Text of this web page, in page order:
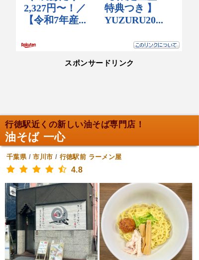
スポンサードリンク
行徳駅近くの新しい油そば専門店！
油そば 一心
千葉県/市川市 / 行徳駅前 ラーメン屋
4.8